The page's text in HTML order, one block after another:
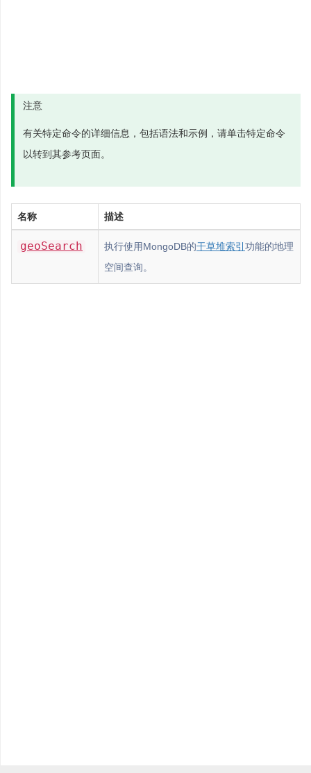
注意
有关特定命令的详细信息，包括语法和示例，请单击特定命令
以转到其参考页面。
名称 描述
geoSearch 执行使用MongoDB的干草堆索引 功能的地理
空间查询。